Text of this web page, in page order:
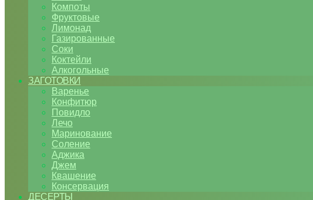
Компоты
Фруктовые
Лимонад
Газированные
Соки
Коктейли
Алкогольные
ЗАГОТОВКИ
Варенье
Конфитюр
Повидло
Лечо
Маринование
Соление
Аджика
Джем
Квашение
Консервация
ДЕСЕРТЫ